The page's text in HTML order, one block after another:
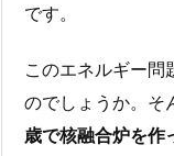
です。
このエネルギー問
のでしょうか。そ
歳で核融合炉を作